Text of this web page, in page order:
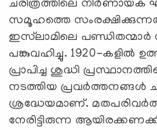
ചരിത്രത്തിലെ നിർണായക
സമൂഹത്തെ
ഇസ്‌ലാമിലെ
പങ്കുവഹിച്ചു. 1920-കളിൽ
പ്രാപിച്ച ശുദ്ധി
നടത്തിയ പ്രവർത്തനങ്ങൾ
ശ്രദ്ധേയമാണ്.
നേരിട്ടിരുന്ന